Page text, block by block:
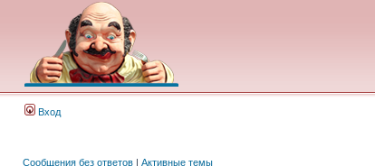
Вход
Сообщения без ответов | Активные темы